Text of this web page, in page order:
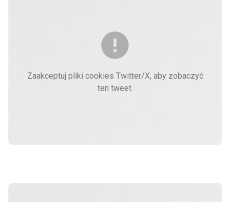
Zaakceptuj pliki cookies Twitter/X, aby zobaczyć
ten tweet.